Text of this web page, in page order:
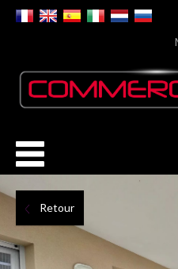
Retour